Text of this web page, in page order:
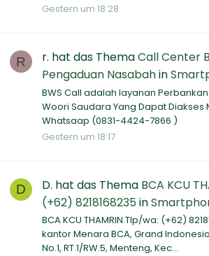
Gestern um 18:28
R r. hat das ThemaCall Center
Pengaduan Nasabahin
BWS Call adalah layanan
Woori Saudara Yang Dapat Diakses
Whatsaap (0831-4424-7866 )
Gestern um 18:17
D D. hat das Thema BCA KCU
(+62) 8218168235in
BCA KCU THAMRIN.Tlp/wa: (+62)
kantor Menara BCA, Grand
No.1, RT.1/RW.5, Menteng, Kec...